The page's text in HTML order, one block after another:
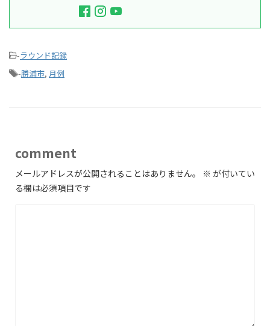
-ラウンド記録
-勝浦市, 月例
comment
メールアドレスが公開されることはありません。 ※ が付いてい
る欄は必須項目です